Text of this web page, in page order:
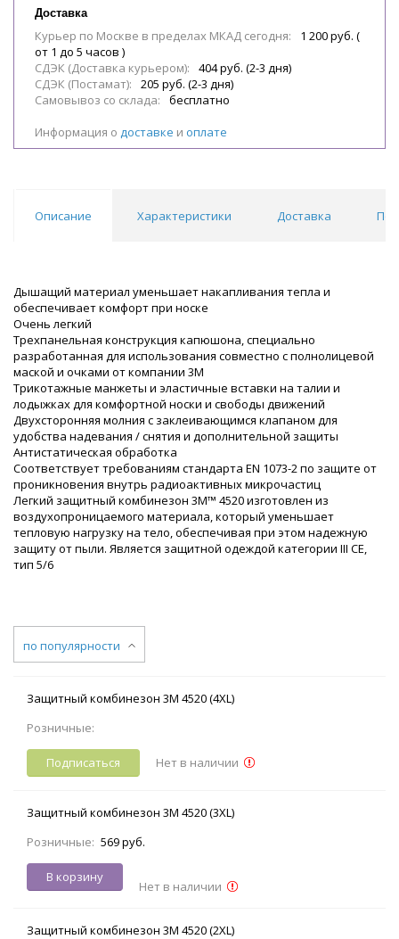
Доставка
Курьер по Москве в пределах МКАД сегодня:
1 200 руб. (
от 1 до 5 часов )
СДЭК (Доставка курьером):
404 руб. (2-3 дня)
СДЭК (Постамат):
205 руб. (2-3 дня)
Самовывоз со склада:
бесплатно
Информация о доставке и оплате
Описание Характеристики Доставка
Дышащий материал уменьшает накапливания тепла и
обеспечивает комфорт при носке
Очень легкий
Трехпанельная конструкция капюшона, специально
разработанная для использования совместно с полнолицевой
маской и очками от компании 3М
Трикотажные манжеты и эластичные вставки на талии и
лодыжках для комфортной носки и свободы движений
Двухсторонняя молния с заклеивающимся клапаном для
удобства надевания / снятия и дополнительной защиты
Антистатическая обработка
Соответствует требованиям стандарта EN 1073-2 по защите от
проникновения внутрь радиоактивных микрочастиц
Легкий защитный комбинезон 3M™ 4520 изготовлен из
воздухопроницаемого материала, который уменьшает
тепловую нагрузку на тело, обеспечивая при этом надежную
защиту от пыли. Является защитной одеждой категории III СЕ,
тип 5/6
по популярности
Защитный комбинезон 3M 4520 (4XL)
Розничные:
Подписаться Нет в наличии
Защитный комбинезон 3M 4520 (3XL)
Розничные: 569 руб.
В корзину
Нет в наличии
Защитный комбинезон 3M 4520 (2XL)